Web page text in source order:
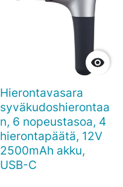

Hierontavasara
syväkudoshierontaa
n, 6 nopeustasoa, 4
hierontapäätä, 12V
2500mAh akku,
USB-C